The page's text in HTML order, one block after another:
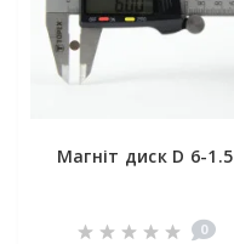
Магніт диск D 6-1.5
0